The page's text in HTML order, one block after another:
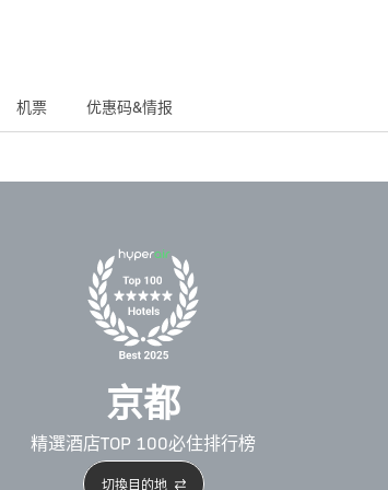
机票 优惠码&情报
京都
精選酒店TOP 100必住排行榜
切換目的地